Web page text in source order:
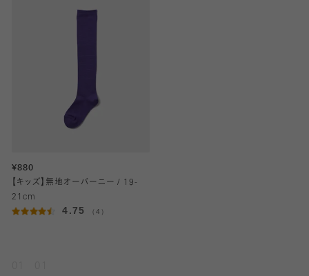
¥880
【キッズ】無地オーバーニー / 19-
21cm
4.75 （4）